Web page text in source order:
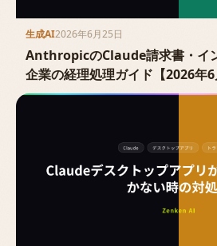
生成AI2026年6月25日
AnthropicのClaude請求書・イ
企業の経理処理ガイド【2026年6